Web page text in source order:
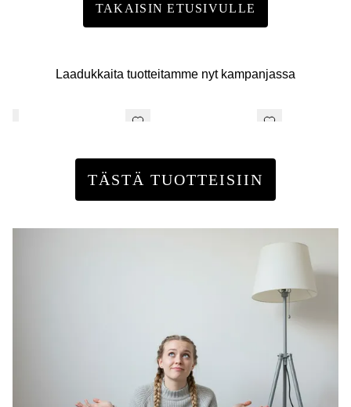
TAKAISIN ETUSIVULLE
Laadukkaita tuotteitamme nyt kampanjassa
TÄSTÄ TUOTTEISIIN